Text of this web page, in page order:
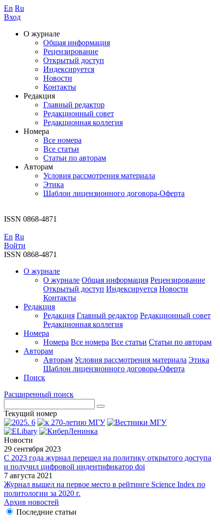
En Ru
Вход
О журнале
Общая информация
Рецензирование
Открытый доступ
Индексируется
Новости
Контакты
Редакция
Главный редактор
Редакционный совет
Редакционная коллегия
Номера
Все номера
Все статьи
Статьи по авторам
Авторам
Условия рассмотрения материала
Этика
Шаблон лицензионного договора-Оферта
ISSN 0868-4871
En Ru
Войти
ISSN 0868-4871
О журнале
О журнале Общая информация Рецензирование
Открытый доступ Индексируется Новости
Контакты
Редакция
Редакция Главный редактор Редакционный совет
Редакционная коллегия
Номера
Номера Все номера Все статьи Статьи по авторам
Авторам
Авторам Условия рассмотрения материала Этика
Шаблон лицензионного договора-Оферта
Поиск
Расширенный поиск
Текущий номер
Новости
29 сентября 2023
С 2023 года журнал перешел на политику открытого доступа
и получил цифровой индентификатор doi
7 августа 2021
Журнал вышел на первое место в рейтинге Science Index по
политологии за 2020 г.
Архив новостей
Последние статьи